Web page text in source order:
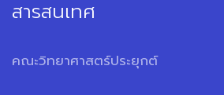
สารสนเทศ
คณะวิทยาศาสตร์ประยุกต์